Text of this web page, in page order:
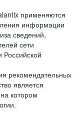
применяются
информации
сведений,
сети
рекомендательных
является
котором